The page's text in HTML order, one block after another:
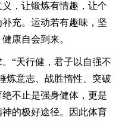
，让锻炼有情趣，让个
充。运动若有趣味，坚
康自会到来。
“天行健，君子以自强不
炼意志、战胜惰性、突破
不止是强身健体，更是
的极好途径。因此体育